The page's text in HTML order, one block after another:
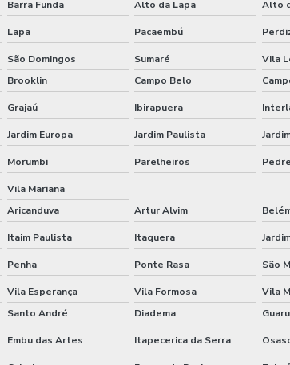
Barra Funda Alto da Lapa Alto
Lapa Pacaembú
São Domingos Sumaré Vila
Brooklin Campo Belo
Grajaú Ibirapuera
Jardim Europa Jardim Paulista
Morumbi Parelheiros
Vila Mariana
Aricanduva Artur Alvim
Itaim Paulista Itaquera
Penha Ponte Rasa São
Vila Esperança Vila Formosa Vila
Santo André Diadema
Embu das Artes Itapecerica da Serra